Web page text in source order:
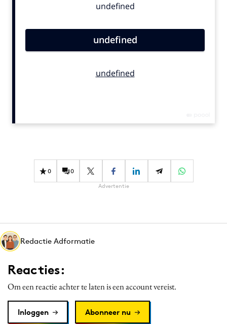
Contentmarketing
Effectiviteit
Gedragsverandering
Martech
Media
Merkstrategie
Programmatic
Purpose Marketing
Reputatie & crisis
0 0
Advertentie
Redactie Adformatie
Reacties:
Om een reactie achter te laten is een account vereist.
Inloggen Abonneer nu